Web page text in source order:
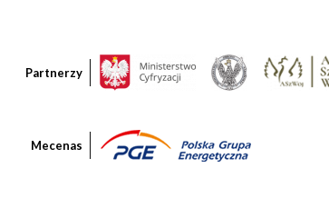
Partnerzy
Mecenas